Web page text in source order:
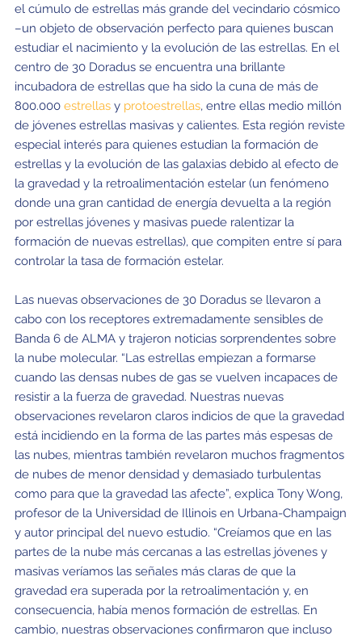
el cúmulo de estrellas más grande del vecindario cósmico
–un objeto de observación perfecto para quienes buscan
estudiar el nacimiento y la evolución de las estrellas. En el
centro de 30 Doradus se encuentra una brillante
incubadora de estrellas que ha sido la cuna de más de
800.000 estrellasy protoestrellas, entre ellas medio millón
de jóvenes estrellas masivas y calientes. Esta región reviste
especial interés para quienes estudian la formación de
estrellas y la evolución de las galaxias debido al efecto de
la gravedad y la retroalimentación estelar (un fenómeno
donde una gran cantidad de energía devuelta a la región
por estrellas jóvenes y masivas puede ralentizar la
formación de nuevas estrellas), que compiten entre sí para
controlar la tasa de formación estelar.
Las nuevas observaciones de 30 Doradus se llevaron a
cabo con los receptores extremadamente sensibles de
Banda 6 de ALMA y trajeron noticias sorprendentes sobre
la nube molecular. “Las estrellas empiezan a formarse
cuando las densas nubes de gas se vuelven incapaces de
resistir a la fuerza de gravedad. Nuestras nuevas
observaciones revelaron claros indicios de que la gravedad
está incidiendo en la forma de las partes más espesas de
las nubes, mientras también revelaron muchos fragmentos
de nubes de menor densidad y demasiado turbulentas
como para que la gravedad las afecte”, explica Tony Wong,
profesor de la Universidad de Illinois en Urbana-Champaign
y autor principal del nuevo estudio. “Creíamos que en las
partes de la nube más cercanas a las estrellas jóvenes y
masivas veríamos las señales más claras de que la
gravedad era superada por la retroalimentación y, en
consecuencia, había menos formación de estrellas. En
cambio, nuestras observaciones confirmaron que incluso